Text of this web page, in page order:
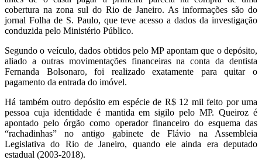
cobertura na zona sul do Rio de Janeiro. As informações são do
jornal Folha de S. Paulo, que teve acesso a dados da investigação
conduzida pelo Ministério Público.
Segundo o veículo, dados obtidos pelo MP apontam que o depósito,
aliado a outras movimentações financeiras na conta da dentista
Fernanda Bolsonaro, foi realizado exatamente para quitar o
pagamento da entrada do imóvel.
Há também outro depósito em espécie de R$ 12 mil feito por uma
pessoa cuja identidade é mantida em sigilo pelo MP. Queiroz é
apontado pelo órgão como operador financeiro do esquema das
“rachadinhas” no antigo gabinete de Flávio na Assembleia
Legislativa do Rio de Janeiro, quando ele ainda era deputado
estadual (2003-2018).